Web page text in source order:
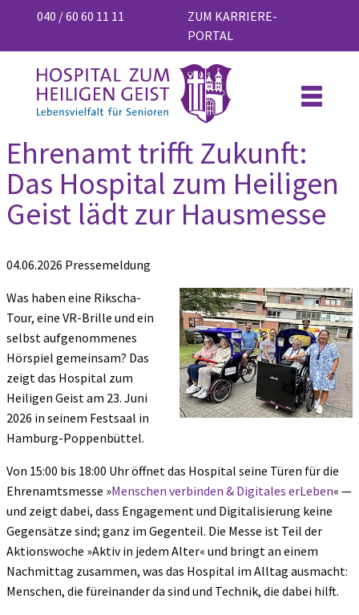
040 / 60 60 11 11
ZUM KARRIERE-
PORTAL
Ehrenamt trifft Zukunft:
Das Hospital zum Heiligen
Geist lädt zur Hausmesse
04.06.2026 Pressemeldung
Was haben eine Rikscha-
Tour, eine VR-Brille und ein
selbst aufgenommenes
Hörspiel gemeinsam? Das
zeigt das Hospital zum
Heiligen Geist am 23. Juni
2026 in seinem Festsaal in
Hamburg-Poppenbüttel.
Von 15:00 bis 18:00 Uhr öffnet das Hospital seine Türen für die
Ehrenamtsmesse »Menschen verbinden & Digitales erLeben« —
und zeigt dabei, dass Engagement und Digitalisierung keine
Gegensätze sind; ganz im Gegenteil. Die Messe ist Teil der
Aktionswoche »Aktiv in jedem Alter« und bringt an einem
Nachmittag zusammen, was das Hospital im Alltag ausmacht:
Menschen, die füreinander da sind und Technik, die dabei hilft.